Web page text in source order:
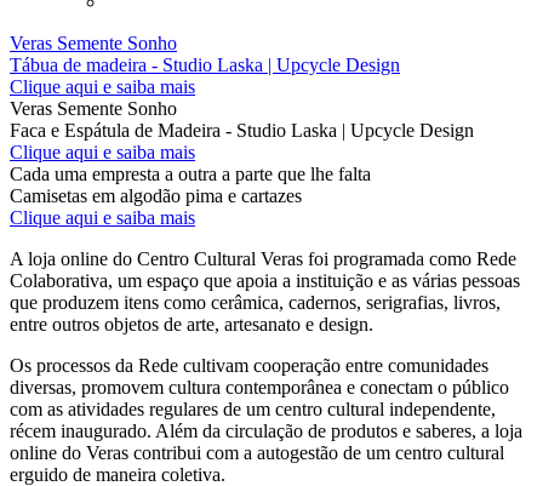
Veras Semente Sonho
Tábua de madeira - Studio Laska | Upcycle Design
Clique aqui e saiba mais
Veras Semente Sonho
Faca e Espátula de Madeira - Studio Laska | Upcycle Design
Clique aqui e saiba mais
Cada uma empresta a outra a parte que lhe falta
Camisetas em algodão pima e cartazes
Clique aqui e saiba mais
A loja online do Centro Cultural Veras foi programada como Rede
Colaborativa, um espaço que apoia a instituição e as várias pessoas
que produzem itens como cerâmica, cadernos, serigrafias, livros,
entre outros objetos de arte, artesanato e design.
Os processos da Rede cultivam cooperação entre comunidades
diversas, promovem cultura contemporânea e conectam o público
com as atividades regulares de um centro cultural independente,
récem inaugurado. Além da circulação de produtos e saberes, a loja
online do Veras contribui com a autogestão de um centro cultural
erguido de maneira coletiva.